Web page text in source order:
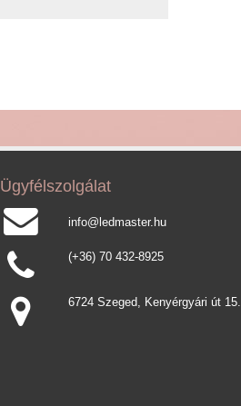
Ügyfélszolgálat
info@ledmaster.hu
(+36) 70 432-8925
6724 Szeged, Kenyérgyári út 15.